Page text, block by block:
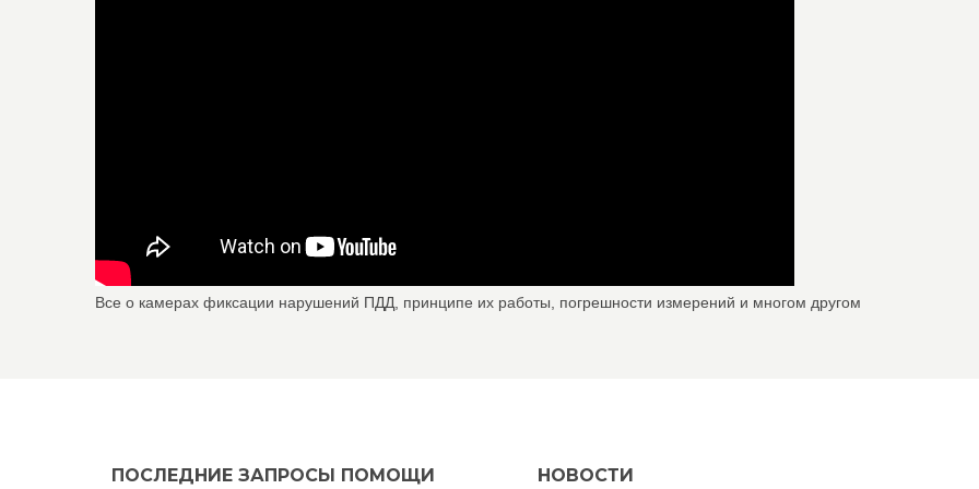
Все о камерах фиксации нарушений ПДД, принципе их работы, погрешности измерений и многом другом
ПОСЛЕДНИЕ ЗАПРОСЫ ПОМОЩИ НОВОСТИ